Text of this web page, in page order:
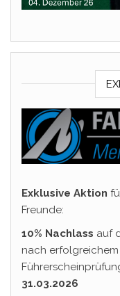
Exklusive Aktion
Freunde:
10% Nachlass auf
nach
31.03.2026